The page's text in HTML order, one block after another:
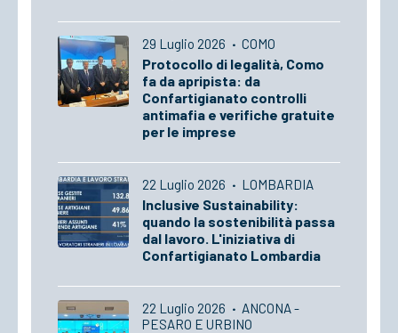
29 Luglio 2026 · COMO
Protocollo di legalità, Como
fa da apripista: da
Confartigianato controlli
antimafia e verifiche gratuite
per le imprese
22 Luglio 2026 · LOMBARDIA
Inclusive Sustainability:
quando la sostenibilità passa
dal lavoro. L'iniziativa di
Confartigianato Lombardia
22 Luglio 2026 · ANCONA -
PESARO E URBINO